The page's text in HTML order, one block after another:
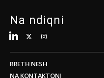
Na ndiqni
RRETH NESH
NA KONTAKTONI